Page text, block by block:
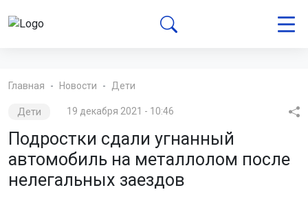
Главная Новости Дети
Дети 19 декабря 2021 - 10:46
Подростки сдали угнанный
автомобиль на металлолом после
нелегальных заездов